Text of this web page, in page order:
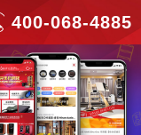
400-068-4885